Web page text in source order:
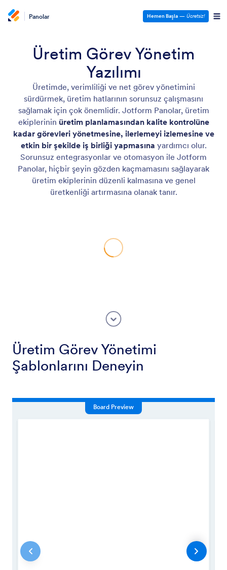
Panolar Hemen Başla — Ücretsiz!
Üretim Görev Yönetim
Yazılımı
Üretimde, verimliliği ve net görev yönetimini
sürdürmek, üretim hatlarının sorunsuz çalışmasını
sağlamak için çok önemlidir. Jotform Panolar, üretim
ekiplerinin üretim planlamasından kalite kontrolüne
kadar görevleri yönetmesine, ilerlemeyi izlemesine ve
etkin bir şekilde iş birliği yapmasına yardımcı olur.
Sorunsuz entegrasyonlar ve otomasyon ile Jotform
Panolar, hiçbir şeyin gözden kaçmamasını sağlayarak
üretim ekiplerinin düzenli kalmasına ve genel
üretkenliği artırmasına olanak tanır.
Üretim Görev Yönetimi
Şablonlarını Deneyin